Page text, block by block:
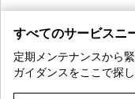
すべてのサービスニ
定期メンテナンスから
ガイダンスをここで探し